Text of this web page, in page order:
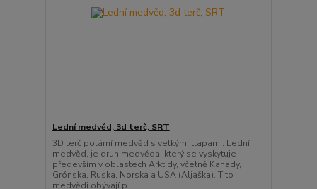
Lední medvěd, 3d terč, SRT
3D terč polární medvěd s velkými tlapami. Lední
medvěd, je druh medvěda, který se vyskytuje
především v oblastech Arktidy, včetně Kanady,
Grónska, Ruska, Norska a USA (Aljaška). Tito
medvědi obývají p...